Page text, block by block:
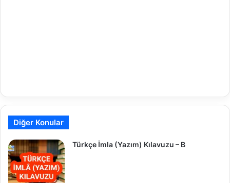
Diğer Konular
Türkçe İmla (Yazım) Kılavuzu – B